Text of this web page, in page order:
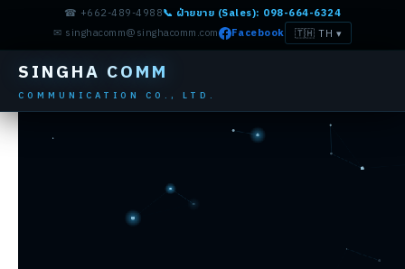
☎ +662-489-4988📞 ฝ่ายขาย (Sales): 098-664-6324
✉ singhacomm@singhacomm.com
Facebook 🇹🇭 TH ▾
SINGHA COMM
COMMUNICATION CO., LTD.